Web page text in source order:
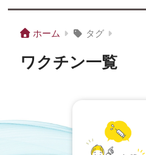
ホーム タグ
ワクチン一覧